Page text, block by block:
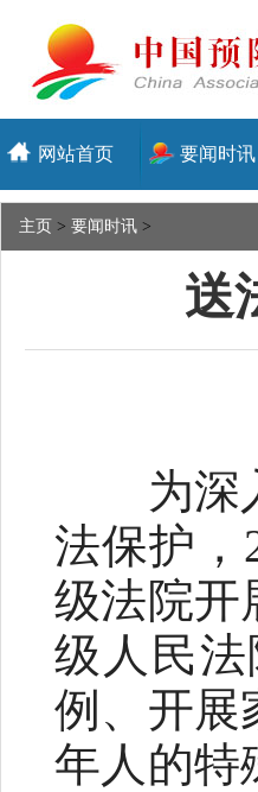
网站首页 要闻时讯
主页 > 要闻时讯 >
送
为深入
法保护，
级法院开
级人民
例、开展
年人的特